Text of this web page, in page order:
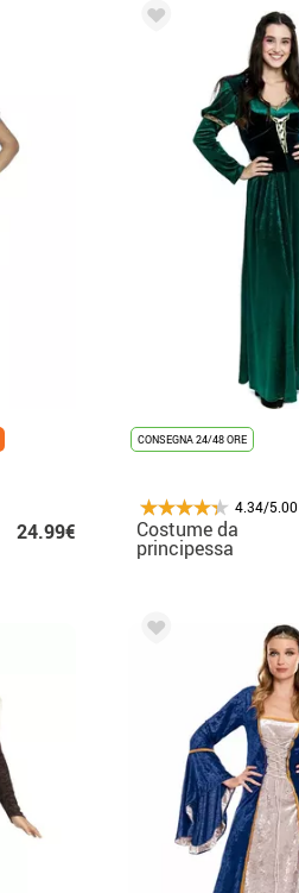
24.99€
CONSEGNA 24/48 ORE
4.34/5.00
Costume da
principessa
medievale verde